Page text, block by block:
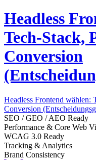
Headless
Tech-Stack,
Conversion
Headless Frontend wählen:
Conversion
SEO / GEO / AEO Ready
Performance & Core Web
WCAG 3.0 Ready
Tracking & Analytics
Brand Consistency